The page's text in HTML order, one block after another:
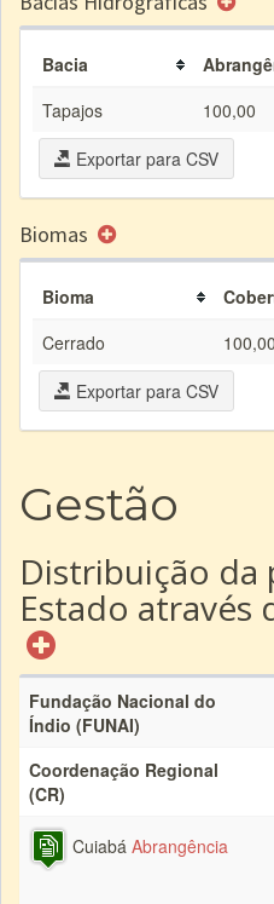
Bacia
Tapajos
100,00
Exportar para CSV
Biomas
Bioma
Cerrado
100,00
Exportar para CSV
Gestão
Distribuição da
Estado através
Fundação Nacional do
Índio (FUNAI)
Coordenação Regional
(CR)
Cuiabá Abrangência